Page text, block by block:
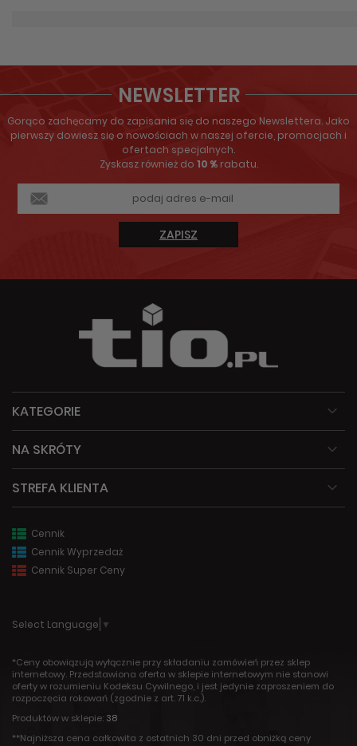
NEWSLETTER
Gorąco zachęcamy do zapisania się do naszego Newslettera. Jako
pierwszy dowiesz się o nowościach w naszej ofercie, promocjach i
ofertach specjalnych.
Zyskasz również do 10 %rabatu.
ZAPISZ
KATEGORIE
NA SKRÓTY
STREFA KLIENTA
Cennik
Cennik Wyprzedaż
Cennik Super Ceny
Select Language ▼
*Ceny obowiązują wyłącznie przy składaniu zamówień przez sklep
internetowy. Przedstawiona oferta w sklepie internetowym nie stanowi
oferty w rozumieniu Kodeksu Cywilnego, i jest jedynie zaproszeniem do
rozpoczęcia rokowań (zgodnie z art. 71 k.c.).
Produktów w sklepie: 38
**Najniższa cena całkowita z ostatnich 30 dni przed obniżką ceny